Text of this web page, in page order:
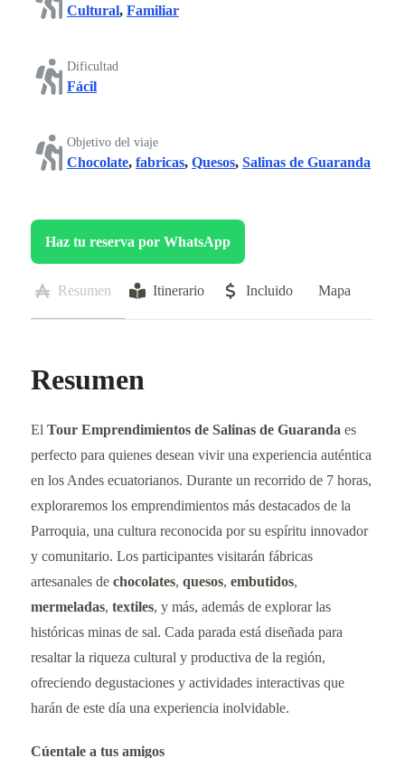
Cultural, Familiar
Dificultad
Fácil
Objetivo del viaje
Chocolate, fabricas, Quesos, Salinas de Guaranda
Haz tu reserva por WhatsApp
Resumen Itinerario Incluido Mapa
Resumen
El Tour Emprendimientos de Salinas de Guaranda es
perfecto para quienes desean vivir una experiencia auténtica
en los Andes ecuatorianos. Durante un recorrido de 7 horas,
exploraremos los emprendimientos más destacados de la
Parroquia, una cultura reconocida por su espíritu innovador
y comunitario. Los participantes visitarán fábricas
artesanales de chocolates, quesos, embutidos,
mermeladas, textiles, y más, además de explorar las
históricas minas de sal. Cada parada está diseñada para
resaltar la riqueza cultural y productiva de la región,
ofreciendo degustaciones y actividades interactivas que
harán de este día una experiencia inolvidable.
Cúentale a tus amigos